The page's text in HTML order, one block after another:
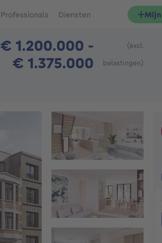
Professionals Diensten
€ 1.200.000 -
€ 1.375.000
(excl.
belastingen)